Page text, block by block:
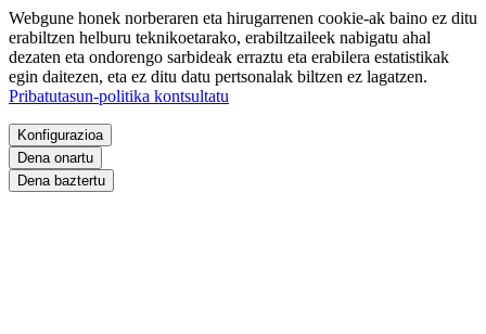
Webgune honek norberaren eta hirugarrenen cookie-ak baino ez ditu
erabiltzen helburu teknikoetarako, erabiltzaileek nabigatu ahal
dezaten eta ondorengo sarbideak erraztu eta erabilera estatistikak
egin daitezen, eta ez ditu datu pertsonalak biltzen ez lagatzen.
Pribatutasun-politika kontsultatu
Konfigurazioa
Dena onartu
Dena baztertu